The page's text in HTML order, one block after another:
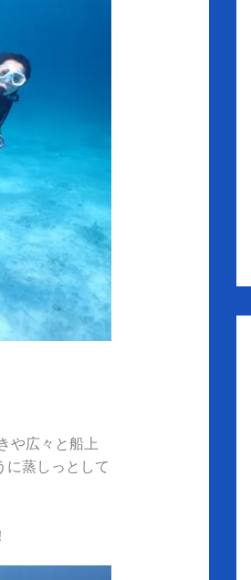
や広々と船上
に蒸しっとして